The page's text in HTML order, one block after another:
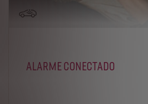
ALARME CONECTADO